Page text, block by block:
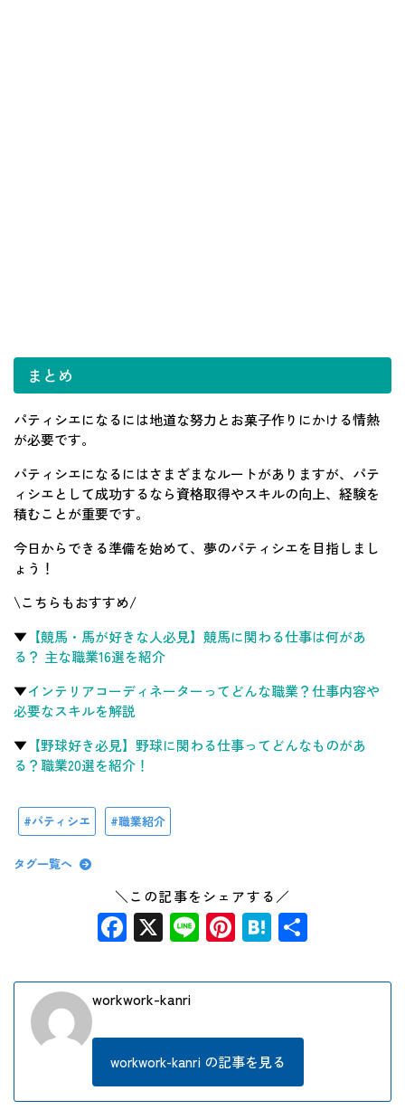
まとめ
パティシエになるには地道な努力とお菓子作りにかける情熱
が必要です。
パティシエになるにはさまざまなルートがありますが、パテ
ィシエとして成功するなら資格取得やスキルの向上、経験を
積むことが重要です。
今日からできる準備を始めて、夢のパティシエを目指しまし
ょう！
\こちらもおすすめ/
▼ 【競馬・馬が好きな人必見】競馬に関わる仕事は何があ
る？ 主な職業16選を紹介
▼インテリアコーディネーターってどんな職業？仕事内容や
必要なスキルを解説
▼ 【野球好き必見】野球に関わる仕事ってどんなものがあ
る？職業20選を紹介！
パティシエ 職業紹介
タグ一覧へ
＼この記事をシェアする／
Facebook
X LinePinterest
Hatena
workwork-kanri
workwork-kanri の記事を見る